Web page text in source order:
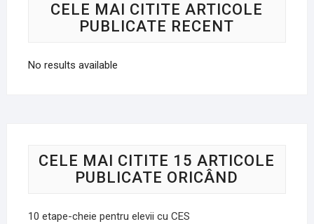
CELE MAI CITITE ARTICOLE
PUBLICATE RECENT
No results available
CELE MAI CITITE 15 ARTICOLE
PUBLICATE ORICÂND
10 etape-cheie pentru elevii cu CES